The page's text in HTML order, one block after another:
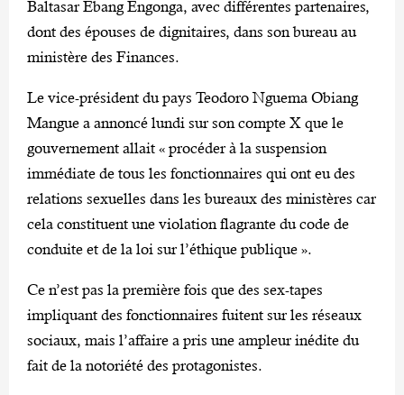
Baltasar Ebang Engonga, avec différentes partenaires,
dont des épouses de dignitaires, dans son bureau au
ministère des Finances.
Le vice-président du pays Teodoro Nguema Obiang
Mangue a annoncé lundi sur son compte X que le
gouvernement allait « procéder à la suspension
immédiate de tous les fonctionnaires qui ont eu des
relations sexuelles dans les bureaux des ministères car
cela constituent une violation flagrante du code de
conduite et de la loi sur l’éthique publique ».
Ce n’est pas la première fois que des sex-tapes
impliquant des fonctionnaires fuitent sur les réseaux
sociaux, mais l’affaire a pris une ampleur inédite du
fait de la notoriété des protagonistes.